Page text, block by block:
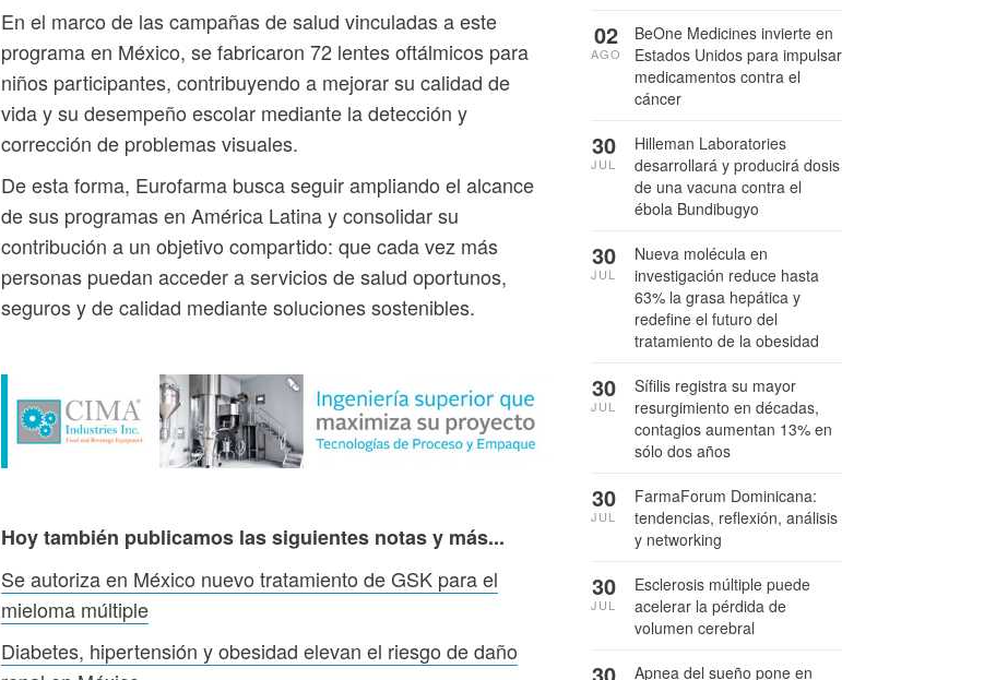
En el marco de las campañas de salud vinculadas a este
programa en México, se fabricaron 72 lentes oftálmicos para
niños participantes, contribuyendo a mejorar su calidad de
vida y su desempeño escolar mediante la detección y
corrección de problemas visuales.
De esta forma, Eurofarma busca seguir ampliando el alcance
de sus programas en América Latina y consolidar su
contribución a un objetivo compartido: que cada vez más
personas puedan acceder a servicios de salud oportunos,
seguros y de calidad mediante soluciones sostenibles.
Hoy también publicamos las siguientes notas y más...
Se autoriza en México nuevo tratamiento de GSK para el
mieloma múltiple
Diabetes, hipertensión y obesidad elevan el riesgo de daño
BeOne Medicines invierte en
Estados Unidos para impulsar
medicamentos contra el
cáncer
02
AGO
Hilleman Laboratories
desarrollará y producirá dosis
de una vacuna contra el
ébola Bundibugyo
30
JUL
Nueva molécula en
investigación reduce hasta
63% la grasa hepática y
redefine el futuro del
tratamiento de la obesidad
30
JUL
Sífilis registra su mayor
resurgimiento en décadas,
contagios aumentan 13% en
sólo dos años
30
JUL
FarmaForum Dominicana:
tendencias, reflexión, análisis
y networking
30
JUL
Esclerosis múltiple puede
acelerar la pérdida de
volumen cerebral
30
JUL
Apnea del sueño pone en